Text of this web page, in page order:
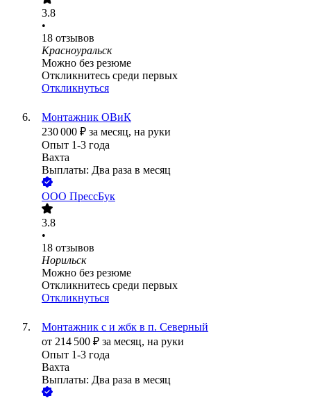
3.8
•
18 отзывов
Красноуральск
Можно без резюме
Откликнитесь среди первых
Откликнуться
Монтажник ОВиК
230 000 ₽ за месяц, на руки
Опыт 1-3 года
Вахта
Выплаты: Два раза в месяц
ООО ПрессБук
3.8
•
18 отзывов
Норильск
Можно без резюме
Откликнитесь среди первых
Откликнуться
Монтажник с и жбк в п. Северный
от 214 500 ₽ за месяц, на руки
Опыт 1-3 года
Вахта
Выплаты: Два раза в месяц